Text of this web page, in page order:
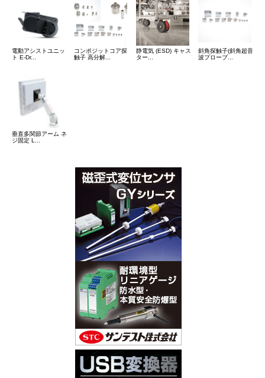
電動アシストユニッ
ト E-Dr...
コンポジットコア探
触子 高分解...
静電気 (ESD) キャス
ター...
斜角探触子(斜角超音
波プローブ...
垂直多関節アーム ネ
ジ固定 L...